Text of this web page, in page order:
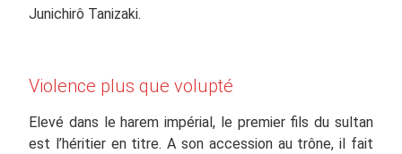
Junichirô Tanizaki.
Violence plus que volupté
Elevé dans le harem impérial, le premier fils du sultan
est l’héritier en titre. A son accession au trône, il fait